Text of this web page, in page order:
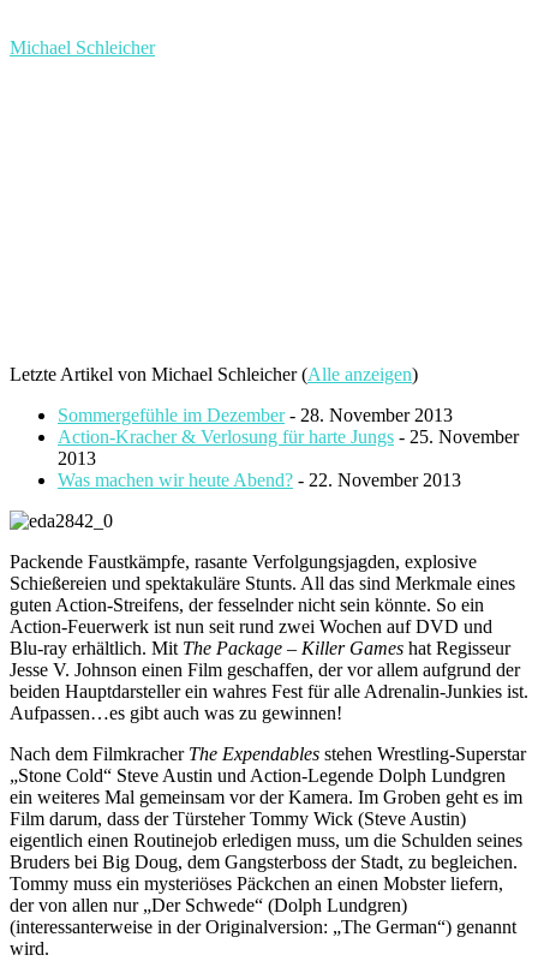
Michael Schleicher
Letzte Artikel von Michael Schleicher(Alle anzeigen)
Sommergefühle im Dezember- 28. November 2013
Action-Kracher & Verlosung für harte Jungs - 25. November
2013
Was machen wir heute Abend? - 22. November 2013
Packende Faustkämpfe, rasante Verfolgungsjagden, explosive
Schießereien und spektakuläre Stunts. All das sind Merkmale eines
guten Action-Streifens, der fesselnder nicht sein könnte. So ein
Action-Feuerwerk ist nun seit rund zwei Wochen auf DVD und
Blu-ray erhältlich. Mit The Package – Killer Games hat Regisseur
Jesse V. Johnson einen Film geschaffen, der vor allem aufgrund der
beiden Hauptdarsteller ein wahres Fest für alle Adrenalin-Junkies ist.
Aufpassen…es gibt auch was zu gewinnen!
Nach dem Filmkracher The Expendables stehen Wrestling-Superstar
„Stone Cold“ Steve Austin und Action-Legende Dolph Lundgren
ein weiteres Mal gemeinsam vor der Kamera. Im Groben geht es im
Film darum, dass der Türsteher Tommy Wick (Steve Austin)
eigentlich einen Routinejob erledigen muss, um die Schulden seines
Bruders bei Big Doug, dem Gangsterboss der Stadt, zu begleichen.
Tommy muss ein mysteriöses Päckchen an einen Mobster liefern,
der von allen nur „Der Schwede“ (Dolph Lundgren)
(interessanterweise in der Originalversion: „The German“) genannt
wird.